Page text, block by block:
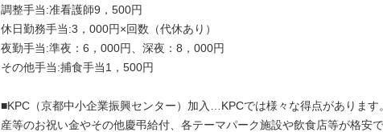
調整手当:准看護師9，500円
休日勤務手当:3，000円×回数（代休あり）
夜勤手当:準夜：6，000円、深夜：8，000円
その他手当:捕食手当1，500円
■KPC（京都中小企業振興センター）加入…KPCでは様々な得点がありま
産等のお祝い金やその他慶弔給付、各テーマパーク施設や飲食店等が格安